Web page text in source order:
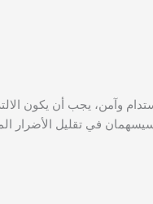
وآمن، يجب أن يكون
في تقليل الأضرار